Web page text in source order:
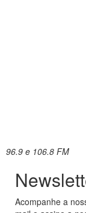
96.9 e 106.8 FM
Acompanhe a